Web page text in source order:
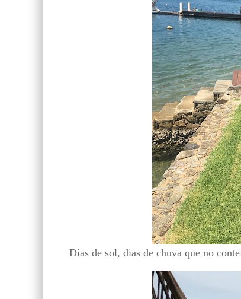
Dias de sol, dias de chuva que no